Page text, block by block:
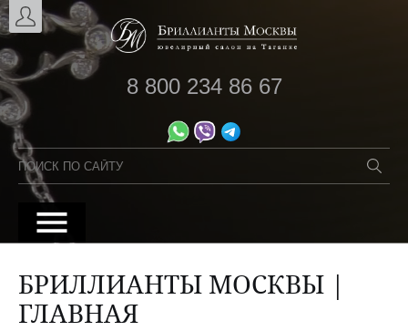
8 800 234 86 67
БРИЛЛИАНТЫ МОСКВЫ |
ГЛАВНАЯ